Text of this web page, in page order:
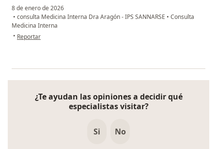
8 de enero de 2026
• consulta Medicina Interna Dra Aragón - IPS SANNARSE • Consulta
Medicina Interna
• en opinión del usuario Juan Roman
Reportar
¿Te ayudan las opiniones a decidir qué
especialistas visitar?
Si No